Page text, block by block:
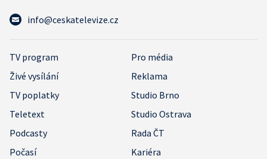
info@ceskatelevize.cz
TV program
Pro média
Živé vysílání
Reklama
TV poplatky
Studio Brno
Teletext
Studio Ostrava
Podcasty
Rada ČT
Počasí
Kariéra